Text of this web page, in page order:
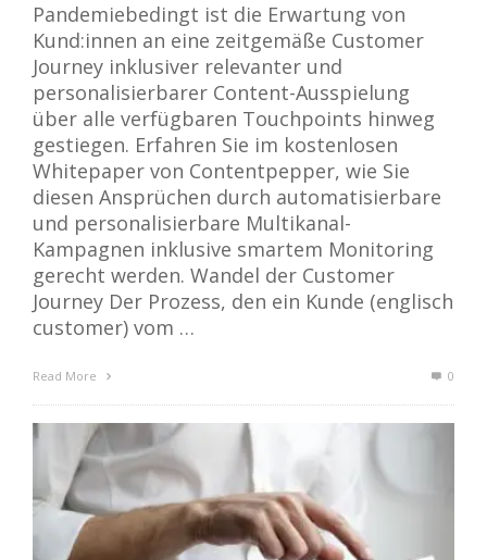
Pandemiebedingt ist die Erwartung von
Kund:innen an eine zeitgemäße Customer
Journey inklusiver relevanter und
personalisierbarer Content-Ausspielung
über alle verfügbaren Touchpoints hinweg
gestiegen. Erfahren Sie im kostenlosen
Whitepaper von Contentpepper, wie Sie
diesen Ansprüchen durch automatisierbare
und personalisierbare Multikanal-
Kampagnen inklusive smartem Monitoring
gerecht werden. Wandel der Customer
Journey Der Prozess, den ein Kunde (englisch
customer) vom …
Read More 0